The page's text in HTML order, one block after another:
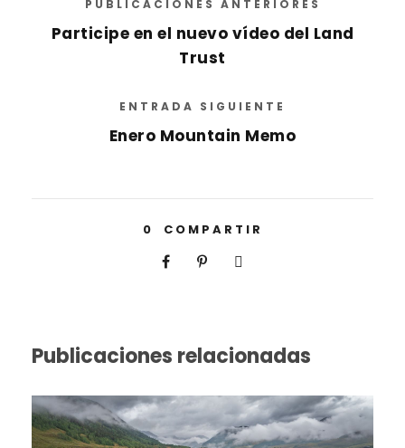
PUBLICACIONES ANTERIORES
Participe en el nuevo vídeo del Land
Trust
ENTRADA SIGUIENTE
Enero Mountain Memo
0 COMPARTIR
Publicaciones relacionadas